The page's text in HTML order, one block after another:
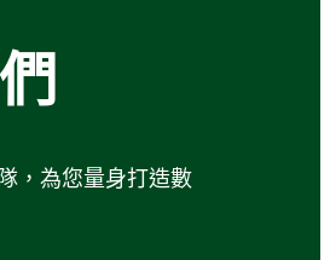
，為您量身打造數